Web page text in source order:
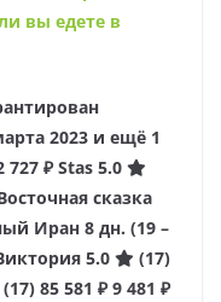
вы едете в
2023 и ещё 1
727 ₽Stas 5.0
сказка
Иран 8 дн. (19 –
5.0
(17)
(17) 85 581 ₽9 481 ₽